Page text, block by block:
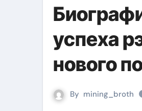
успеха
нового
By mining_broth